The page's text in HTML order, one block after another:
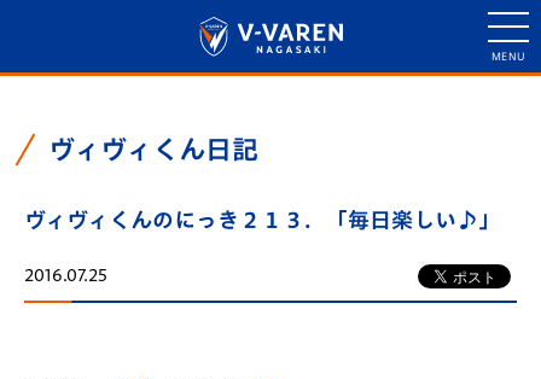
ヴィヴィくん日記
ヴィヴィくんのにっき２１３．「毎日楽しい♪」
2016.07.25